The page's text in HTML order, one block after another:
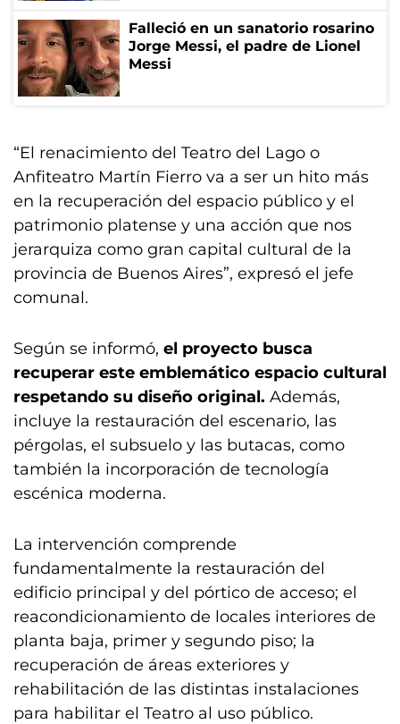
Falleció en un sanatorio rosarino
Jorge Messi, el padre de Lionel
Messi
“El renacimiento del Teatro del Lago o
Anfiteatro Martín Fierro va a ser un hito más
en la recuperación del espacio público y el
patrimonio platense y una acción que nos
jerarquiza como gran capital cultural de la
provincia de Buenos Aires”, expresó el jefe
comunal.
Según se informó, el proyecto busca
recuperar este emblemático espacio cultural
respetando su diseño original. Además,
incluye la restauración del escenario, las
pérgolas, el subsuelo y las butacas, como
también la incorporación de tecnología
escénica moderna.
La intervención comprende
fundamentalmente la restauración del
edificio principal y del pórtico de acceso; el
reacondicionamiento de locales interiores de
planta baja, primer y segundo piso; la
recuperación de áreas exteriores y
rehabilitación de las distintas instalaciones
para habilitar el Teatro al uso público.